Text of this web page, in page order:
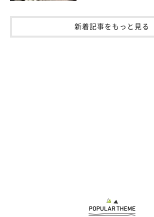
新着記事をもっと見る